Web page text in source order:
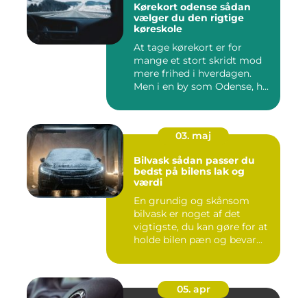
Kørekort odense sådan
vælger du den rigtige
køreskole
At tage kørekort er for
mange et stort skridt mod
mere frihed i hverdagen.
Men i en by som Odense, h...
03. maj
Bilvask sådan passer du
bedst på bilens lak og
værdi
En grundig og skånsom
bilvask er noget af det
vigtigste, du kan gøre for at
holde bilen pæn og bevar...
05. apr